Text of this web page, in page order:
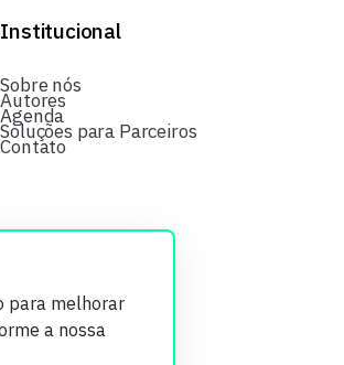
para melhorar
a nossa
Institucional
Sobre nós
Autores
Agenda
Soluções para Parceiros
Contato